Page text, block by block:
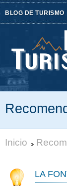
BLOG DE TURISMO
Inicio
LA